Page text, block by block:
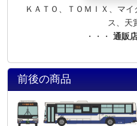
ＫＡＴＯ、ＴＯＭＩＸ、マ
ス、天
・・・ 通販
前後の商品